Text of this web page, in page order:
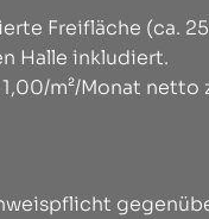
Freifläche (ca.
Halle inkludiert.
m²/Monat